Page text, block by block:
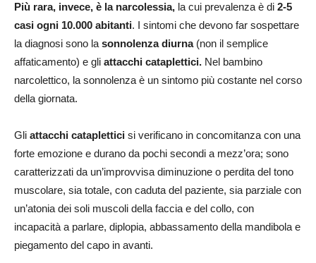
Più rara, invece, è la narcolessia, la cui prevalenza è di 2-5
casi ogni 10.000 abitanti. I sintomi che devono far sospettare
la diagnosi sono la sonnolenza diurna(non il semplice
affaticamento) e gli attacchi cataplettici. Nel bambino
narcolettico, la sonnolenza è un sintomo più costante nel corso
della giornata.
Gli attacchi cataplettici si verificano in concomitanza con una
forte emozione e durano da pochi secondi a mezz’ora; sono
caratterizzati da un’improvvisa diminuzione o perdita del tono
muscolare, sia totale, con caduta del paziente, sia parziale con
un’atonia dei soli muscoli della faccia e del collo, con
incapacità a parlare, diplopia, abbassamento della mandibola e
piegamento del capo in avanti.